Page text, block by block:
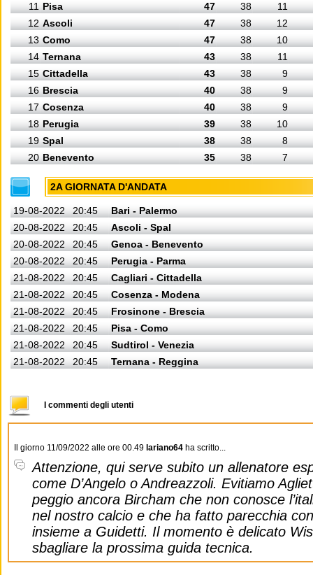
11 Pisa 47 38
11
12 Ascoli 47 38
12
13 Como 47 38
10
14 Ternana 43 38
11
15 Cittadella 43 38
9
16 Brescia 40 38
9
17 Cosenza 40 38
9
18 Perugia 39 38
10
19 Spal 38 38
8
20 Benevento 35 38 7
2A GIORNATA D'ANDATA
19-08-2022 20:45
Bari - Palermo
20-08-2022
20:45
Ascoli - Spal
20-08-2022
20:45
Genoa - Benevento
20-08-2022
20:45
Perugia - Parma
21-08-2022
20:45
Cagliari - Cittadella
21-08-2022
20:45
Cosenza - Modena
21-08-2022
20:45
Frosinone - Brescia
21-08-2022
20:45
Pisa - Como
21-08-2022
20:45
Sudtirol - Venezia
21-08-2022
20:45 Ternana - Reggina
I commenti degli utenti
Il giorno 11/09/2022 alle ore 00.49 lariano64 ha scritto...
Attenzione, qui serve subito un allenatore
come D’Angelo o Andreazzoli. Evitiamo
peggio ancora Bircham che non conosce
nel nostro calcio e che ha fatto parecchia
insieme a Guidetti. Il momento è delicato
sbagliare la prossima guida tecnica.